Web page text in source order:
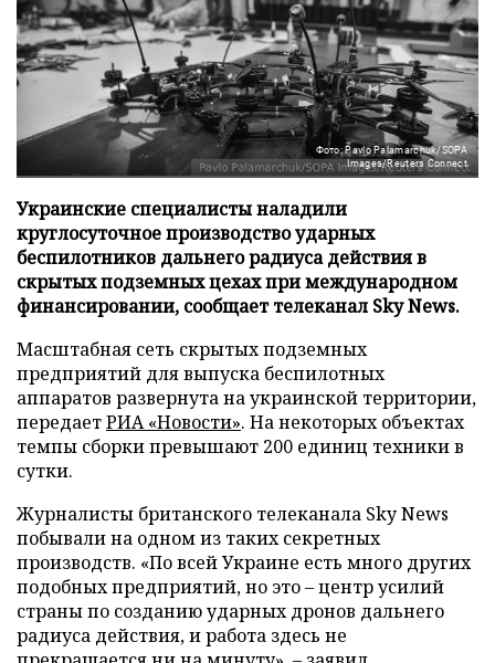
Фото: Pavlo Palamarchuk/SOPA
Images/Reuters Connect
Украинские специалисты наладили
круглосуточное производство ударных
беспилотников дальнего радиуса действия в
скрытых подземных цехах при международном
финансировании, сообщает телеканал Sky News.
Масштабная сеть скрытых подземных
предприятий для выпуска беспилотных
аппаратов развернута на украинской территории,
передаетРИА «Новости». На некоторых объектах
темпы сборки превышают 200 единиц техники в
сутки.
Журналисты британского телеканала Sky News
побывали на одном из таких секретных
производств. «По всей Украине есть много других
подобных предприятий, но это – центр усилий
страны по созданию ударных дронов дальнего
радиуса действия, и работа здесь не